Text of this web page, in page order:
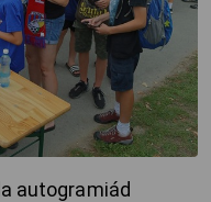
autogramiád